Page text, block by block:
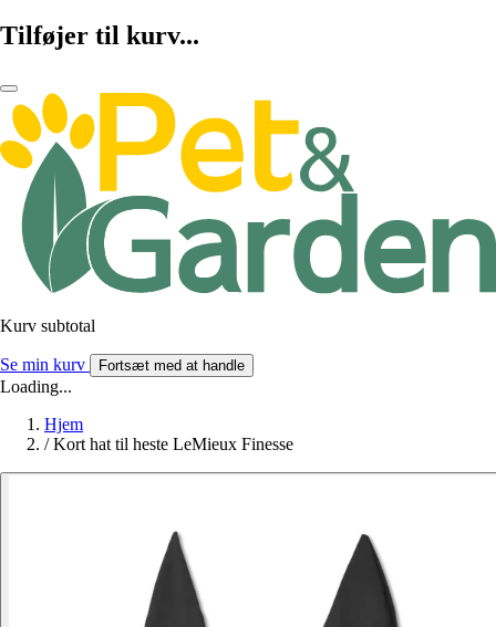
Tilføjer til kurv...
Kurv subtotal
Se min kurv Fortsæt med at handle
Loading...
Hjem
/ Kort hat til heste LeMieux Finesse